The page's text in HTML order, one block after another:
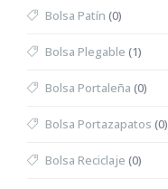
Bolsa Patín (0)
Bolsa Plegable (1)
Bolsa Portaleña (0)
Bolsa Portazapatos (0)
Bolsa Reciclaje (0)